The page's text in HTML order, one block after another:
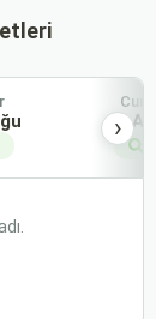
Cum
14
›